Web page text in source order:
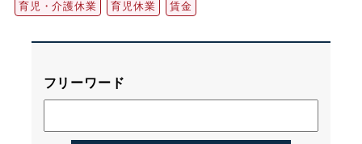
育児・介護休業 育児休業 賃金
フリーワード